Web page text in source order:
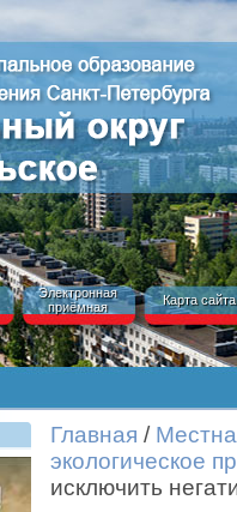
Электронная
приёмная
Карта сайта
Главная /
экологическое
исключить